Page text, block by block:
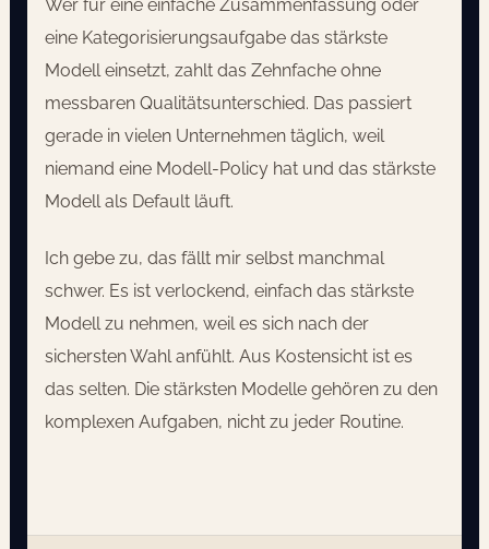
Wer für eine einfache Zusammenfassung oder
eine Kategorisierungsaufgabe das stärkste
Modell einsetzt, zahlt das Zehnfache ohne
messbaren Qualitätsunterschied. Das passiert
gerade in vielen Unternehmen täglich, weil
niemand eine Modell-Policy hat und das stärkste
Modell als Default läuft.
Ich gebe zu, das fällt mir selbst manchmal
schwer. Es ist verlockend, einfach das stärkste
Modell zu nehmen, weil es sich nach der
sichersten Wahl anfühlt. Aus Kostensicht ist es
das selten. Die stärksten Modelle gehören zu den
komplexen Aufgaben, nicht zu jeder Routine.